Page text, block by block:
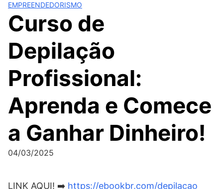
EMPREENDEDORISMO
Curso de
Depilação
Profissional:
Aprenda e Comece
a Ganhar Dinheiro!
04/03/2025
LINK AQUI! ➡️ https://ebookbr.com/depilacao